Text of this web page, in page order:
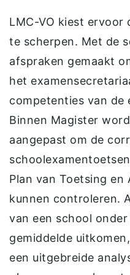
LMC-VO kiest ervoor
te scherpen. Met de
afspraken gemaakt
het
competenties van de
Binnen Magister
aangepast om de
Plan van Toetsing en
kunnen controleren.
van een school
gemiddelde
een uitgebreide